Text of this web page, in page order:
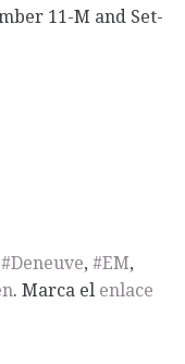
11-M and Set-
#Deneuve, #EM,
. Marca el enlace